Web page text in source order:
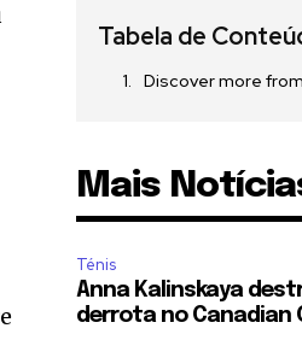
Tabela de
Discover more
Mais
Ténis
Anna Kalinskaya
derrota no Canadian